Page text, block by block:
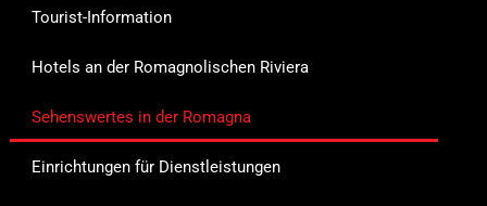
Tourist-Information
Hotels an der Romagnolischen Riviera
Sehenswertes in der Romagna
Einrichtungen für Dienstleistungen